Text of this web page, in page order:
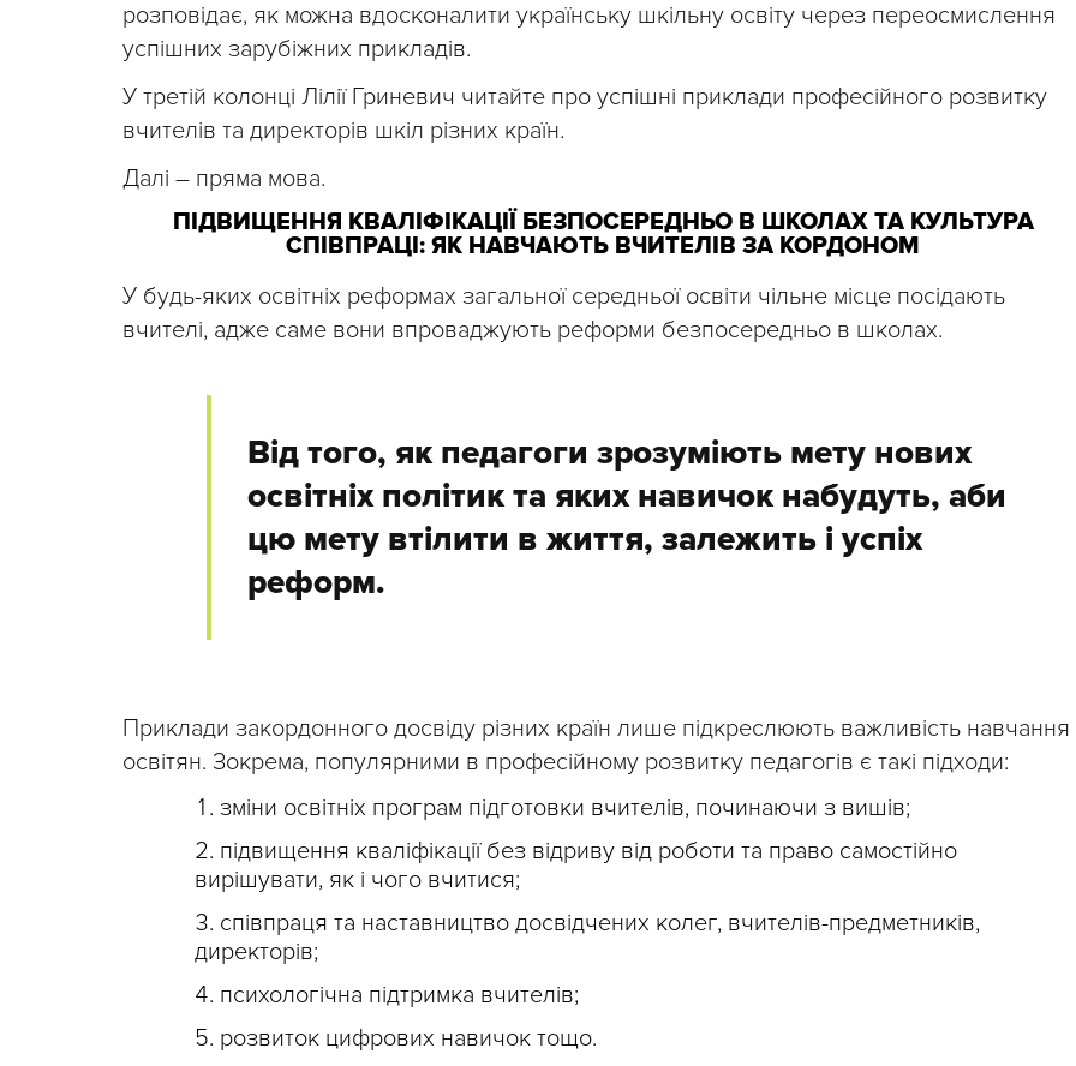
розповідає, як можна вдосконалити українську шкільну освіту через переосмислення
успішних зарубіжних прикладів.
У третій колонці Лілії Гриневич читайте про успішні приклади професійного розвитку
вчителів та директорів шкіл різних країн.
Далі – пряма мова.
ПІДВИЩЕННЯ КВАЛІФІКАЦІЇ БЕЗПОСЕРЕДНЬО В ШКОЛАХ ТА КУЛЬТУРА
СПІВПРАЦІ: ЯК НАВЧАЮТЬ ВЧИТЕЛІВ ЗА КОРДОНОМ
У будь-яких освітніх реформах загальної середньої освіти чільне місце посідають
вчителі, адже саме вони впроваджують реформи безпосередньо в школах.
Від того, як педагоги зрозуміють мету нових
освітніх політик та яких навичок набудуть, аби
цю мету втілити в життя, залежить і успіх
реформ.
Приклади закордонного досвіду різних країн лише підкреслюють важливість навчання
освітян. Зокрема, популярними в професійному розвитку педагогів є такі підходи:
зміни освітніх програм підготовки вчителів, починаючи з вишів;
підвищення кваліфікації без відриву від роботи та право самостійно
вирішувати, як і чого вчитися;
співпраця та наставництво досвідчених колег, вчителів-предметників,
директорів;
психологічна підтримка вчителів;
розвиток цифрових навичок тощо.